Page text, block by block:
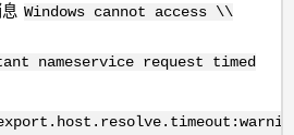
息Windows cannot access \\
nameservice request timed